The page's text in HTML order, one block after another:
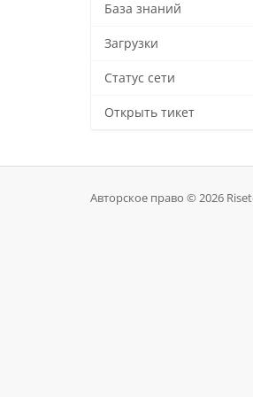
База знаний
Загрузки
Статус сети
Открыть тикет
Авторское право © 2026